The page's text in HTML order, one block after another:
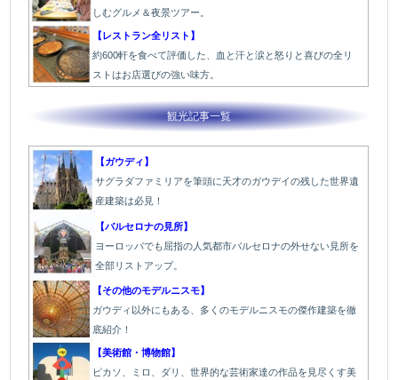
しむグルメ＆夜景ツアー。
【レストラン全リスト】
約600軒を食べて評価した、血と汗と涙と怒りと喜びの全リ
ストはお店選びの強い味方。
観光記事一覧
【ガウディ】
サグラダファミリアを筆頭に天才のガウデイの残した世界遺
産建築は必見！
【バルセロナの見所】
ヨーロッパでも屈指の人気都市バルセロナの外せない見所を
全部リストアップ。
【その他のモデルニスモ】
ガウディ以外にもある、多くのモデルニスモの傑作建築を徹
底紹介！
【美術館・博物館】
ピカソ、ミロ、ダリ、世界的な芸術家達の作品を見尽くす美